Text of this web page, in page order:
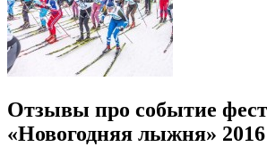
Отзывы про событие
«Новогодняя лыжня» 2016